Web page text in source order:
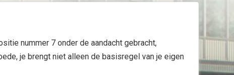
nummer 7 onder de aandacht gebracht,
je brengt niet alleen de basisregel van je eigen